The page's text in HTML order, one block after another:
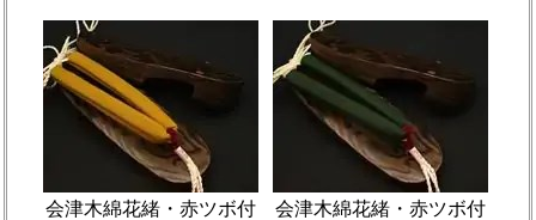
会津木綿花緒・赤ツボ付
会津木綿花緒・赤ツボ付